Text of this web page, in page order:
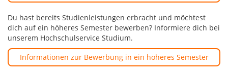
Du hast bereits Studienleistungen erbracht und möchtest
dich auf ein höheres Semester bewerben? Informiere dich bei
unserem Hochschulservice Studium.
Informationen zur Bewerbung in ein höheres Semester